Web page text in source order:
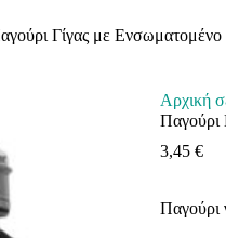
Γίγας με
Αρχική
Παγούρι
3,45 €
Παγούρι